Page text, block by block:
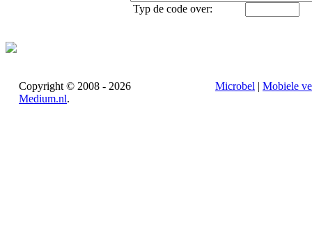
Typ de code over:
Copyright © 2008 - 2026
Medium.nl.
Microbel | Mobiele